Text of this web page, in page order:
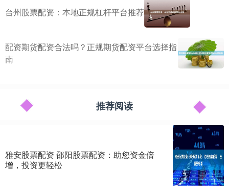
台州股票配资：本地正规杠杆平台推荐
配资期货配资合法吗？正规期货配资平台选择指
南
推荐阅读
雅安股票配资 邵阳股票配资：助您资金倍
增，投资更轻松